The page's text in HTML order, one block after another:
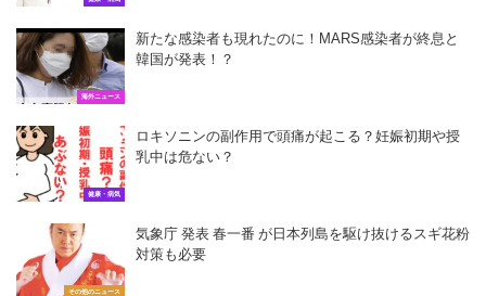
海外ニュース
新たな感染者も現れたのに！MARS感染者が終息と
韓国が発表！？
健康・病気
ロキソニンの副作用で頭痛が起こる？妊娠初期や授
乳中は危ない？
その他のニュース
気象庁 発表 春一番 が日本列島を駆け抜けるスギ花粉
対策も必要